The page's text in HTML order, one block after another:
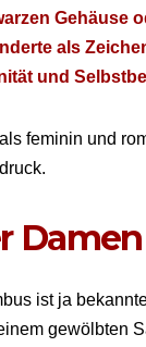
als
und
fem­i­nin und
ist ja
gewölbten